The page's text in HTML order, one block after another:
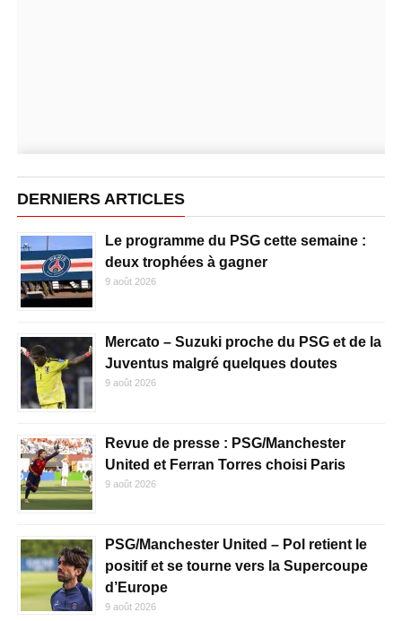
DERNIERS ARTICLES
Le programme du PSG cette semaine :
deux trophées à gagner
9 août 2026
Mercato – Suzuki proche du PSG et de la
Juventus malgré quelques doutes
9 août 2026
Revue de presse : PSG/Manchester
United et Ferran Torres choisi Paris
9 août 2026
PSG/Manchester United – Pol retient le
positif et se tourne vers la Supercoupe
d’Europe
9 août 2026